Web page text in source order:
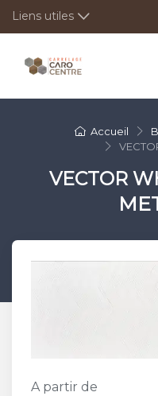
Liens utiles
Accueil
VECTOR
A partir de